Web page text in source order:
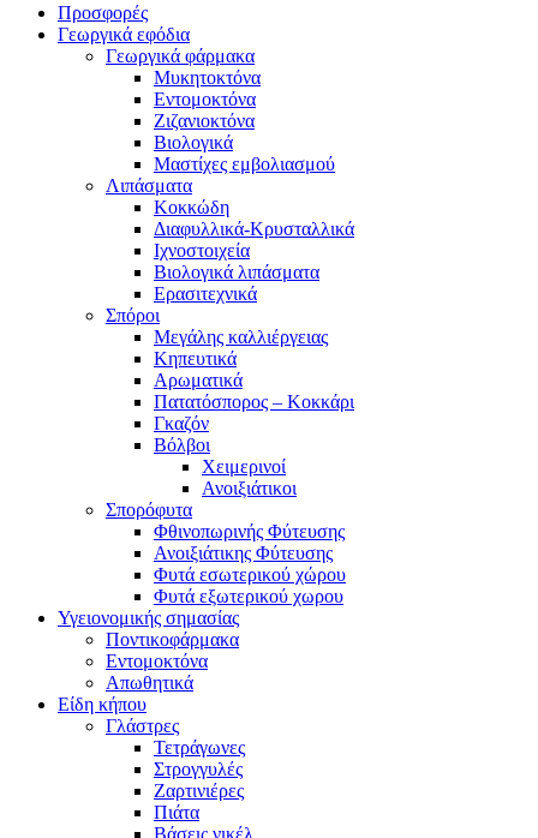
Προσφορές
Γεωργικά εφόδια
Γεωργικά φάρμακα
Μυκητοκτόνα
Εντομοκτόνα
Ζιζανιοκτόνα
Βιολογικά
Μαστίχες εμβολιασμού
Λιπάσματα
Κοκκώδη
Διαφυλλικά-Κρυσταλλικά
Ιχνοστοιχεία
Βιολογικά λιπάσματα
Ερασιτεχνικά
Σπόροι
Μεγάλης καλλιέργειας
Κηπευτικά
Αρωματικά
Πατατόσπορος – Κοκκάρι
Γκαζόν
Βόλβοι
Χειμερινοί
Ανοιξιάτικοι
Σπορόφυτα
Φθινοπωρινής Φύτευσης
Ανοιξιάτικης Φύτευσης
Φυτά εσωτερικού χώρου
Φυτά εξωτερικού χωρου
Υγειονομικής σημασίας
Ποντικοφάρμακα
Εντομοκτόνα
Απωθητικά
Είδη κήπου
Γλάστρες
Τετράγωνες
Στρογγυλές
Ζαρτινιέρες
Πιάτα
Βάσεις νικέλ